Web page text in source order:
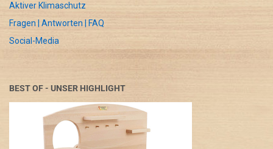
Aktiver Klimaschutz
Fragen | Antworten | FAQ
Social-Media
BEST OF - UNSER HIGHLIGHT